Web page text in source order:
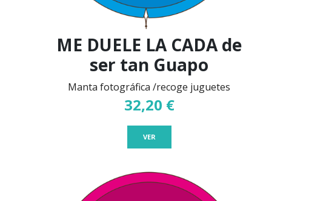
ME DUELE LA CADA de
ser tan Guapo
Manta fotográfica /recoge juguetes
32,20 €
VER